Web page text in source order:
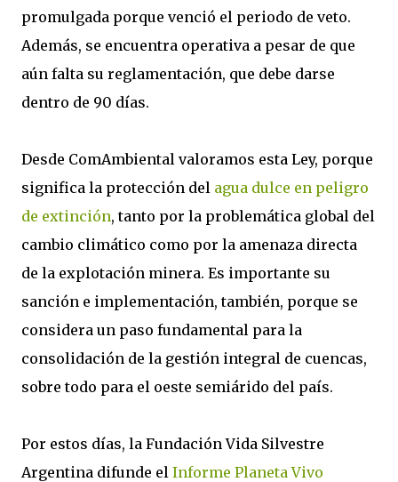
promulgada porque venció el periodo de veto.
Además, se encuentra operativa a pesar de que
aún falta su reglamentación, que debe darse
dentro de 90 días.
Desde ComAmbiental valoramos esta Ley, porque
significa la protección del agua dulce en peligro
de extinción, tanto por la problemática global del
cambio climático como por la amenaza directa
de la explotación minera. Es importante su
sanción e implementación, también, porque se
considera un paso fundamental para la
consolidación de la gestión integral de cuencas,
sobre todo para el oeste semiárido del país.
Por estos días, la Fundación Vida Silvestre
Argentina difunde el Informe Planeta Vivo